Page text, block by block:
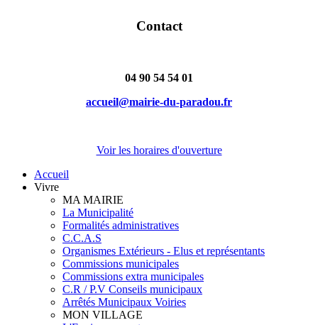
Contact
04 90 54 54 01
accueil@mairie-du-paradou.fr
Voir les horaires d'ouverture
Accueil
Vivre
MA MAIRIE
La Municipalité
Formalités administratives
C.C.A.S
Organismes Extérieurs - Elus et représentants
Commissions municipales
Commissions extra municipales
C.R / P.V Conseils municipaux
Arrêtés Municipaux Voiries
MON VILLAGE